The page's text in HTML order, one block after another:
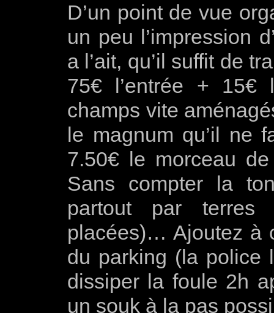
D’un point de vue
un peu l’impression
a l’ait, qu’il suffit de
75€ l’entrée + 15€
champs vite
le magnum qu’il ne
7.50€ le morceau
Sans compter la
partout par terres
placées)… Ajoutez à
du parking (la police
dissiper la foule 2h
un souk à la pas